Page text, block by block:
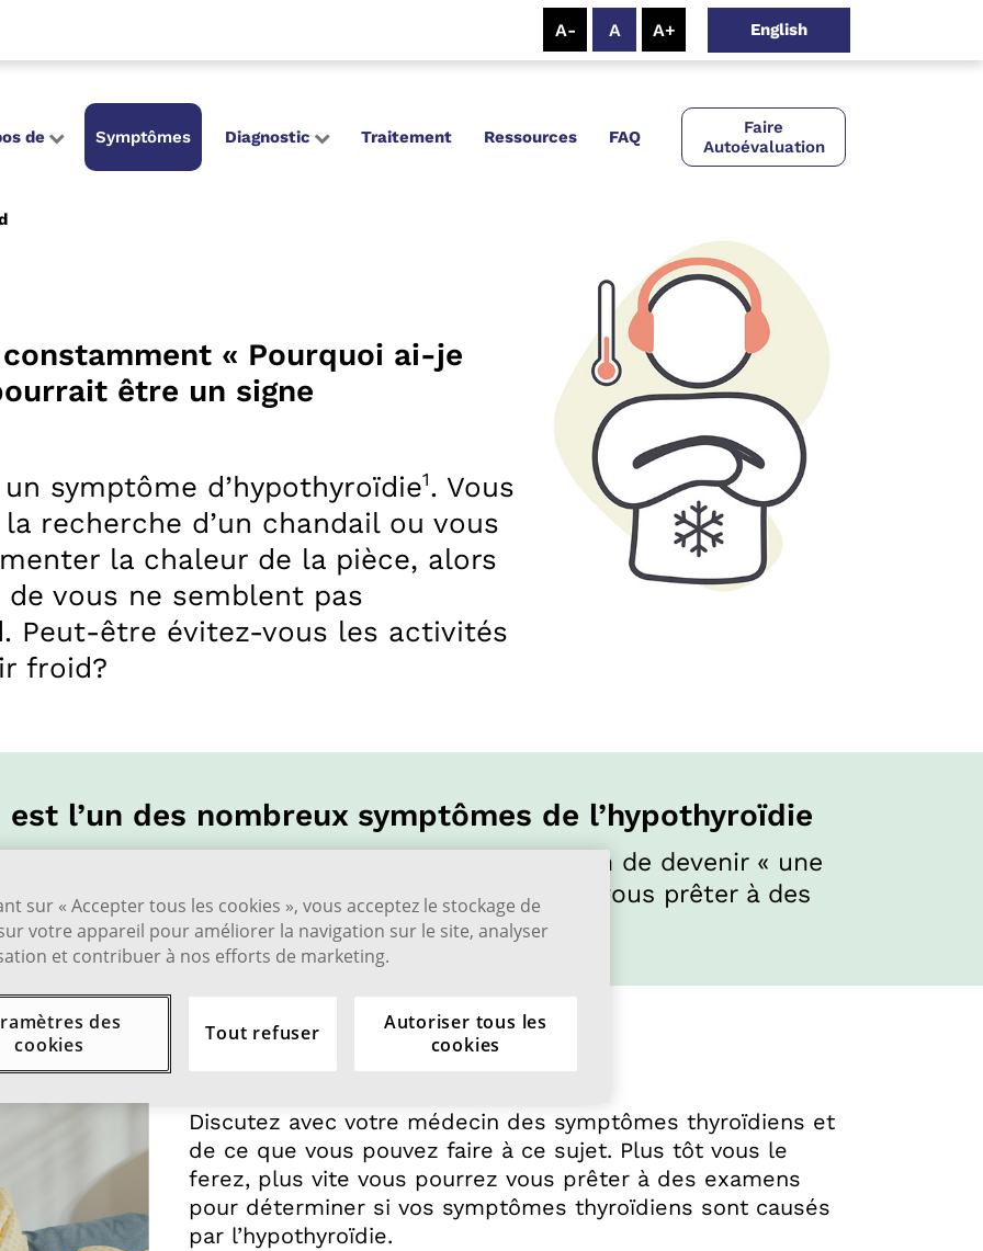
English
de Symptômes Diagnostic Traitement Ressources FAQ
Faire
Autoévaluation
« Pourquoi ai-je
être un signe
symptôme d’hypothyroïdie1. Vous
recherche d’un chandail ou vous
la chaleur de la pièce, alors
vous ne semblent pas
Peut-être évitez-vous les activités
froid?
l’un des nombreux symptômes de l’hypothyroïdie
1
. Si vous avez l’impression de devenir « une
froid », parlez-en à votre médecin pour vous prêter à des
visant à déceler l’hypothyroïdie.
Discutez avec votre médecin des symptômes thyroïdiens et
de ce que vous pouvez faire à ce sujet. Plus tôt vous le
ferez, plus vite vous pourrez vous prêter à des examens
pour déterminer si vos symptômes thyroïdiens sont causés
par l’hypothyroïdie.
sur « Accepter tous les cookies », vous acceptez le stockage de
votre appareil pour améliorer la navigation sur le site, analyser
et contribuer à nos efforts de marketing.
des
cookies
Tout refuser
Autoriser tous les
cookies